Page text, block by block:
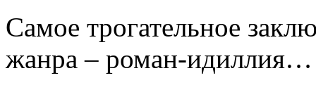
Самое трогательное
жанра – роман-идиллия…